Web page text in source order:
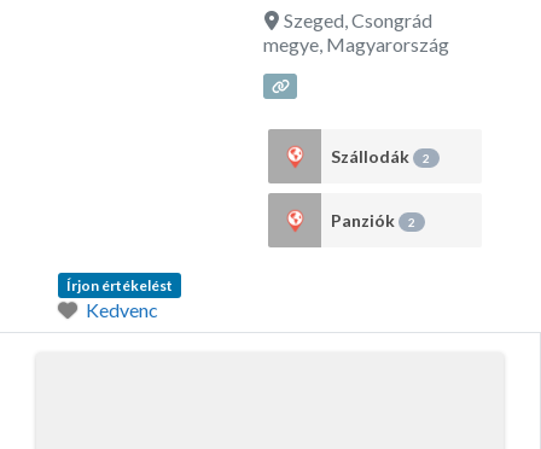
Szeged,Csongrád
megye, Magyarország
Szállodák 2
Panziók 2
Írjon értékelést
Kedvenc